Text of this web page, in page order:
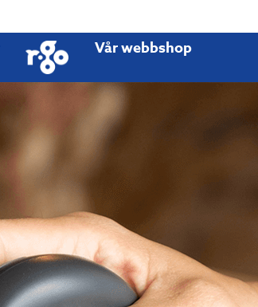
Vår webbshop